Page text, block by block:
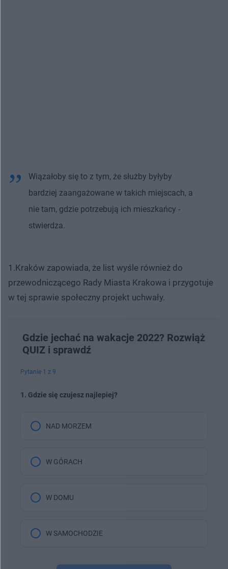
Wiązałoby się to z tym, że służby byłyby
bardziej zaangażowane w takich miejscach, a
nie tam, gdzie potrzebują ich mieszkańcy -
stwierdza.
1.Kraków zapowiada, że list wyśle również do
przewodniczącego Rady Miasta Krakowa i przygotuje
w tej sprawie społeczny projekt uchwały.
Gdzie jechać na wakacje 2022? Rozwiąż
QUIZ i sprawdź
Pytanie 1 z 9
1. Gdzie się czujesz najlepiej?
NAD MORZEM
W GÓRACH
W DOMU
W SAMOCHODZIE